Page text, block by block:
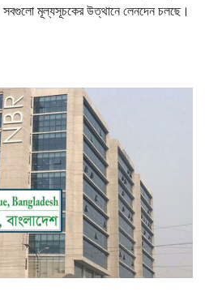
সবগুলো মূল্যসূচকের উত্থানে লেনদেন চলছে।